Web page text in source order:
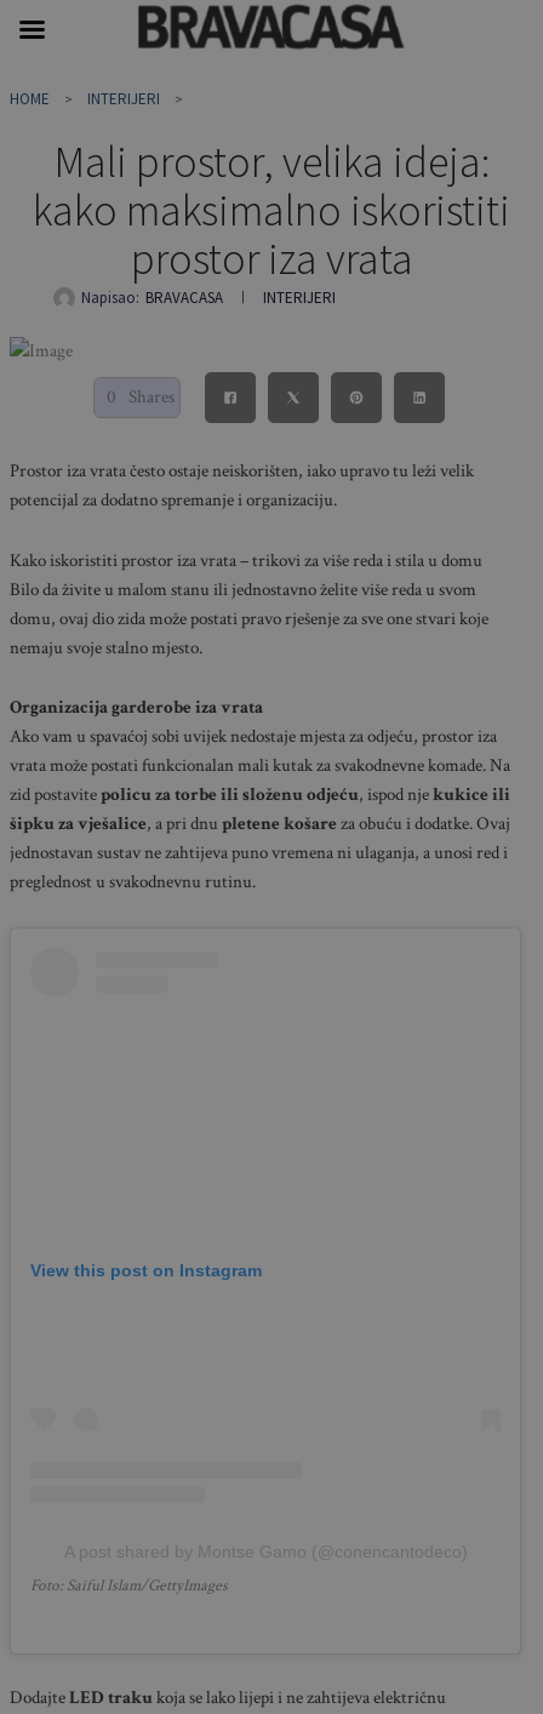
toHOME INTERIJERI
Mali prostor, velika ideja:
kako maksimalno iskoristiti
prostor iza vrata
Napisao: BRAVACASA INTERIJERI
0 Shares
Prostor iza vrata često ostaje neiskorišten, iako upravo tu leži velik
potencijal za dodatno spremanje i organizaciju.
Kako iskoristiti prostor iza vrata – trikovi za više reda i stila u domu
Bilo da živite u malom stanu ili jednostavno želite više reda u svom
domu, ovaj dio zida može postati pravo rješenje za sve one stvari koje
nemaju svoje stalno mjesto.
Organizacija garderobe iza vrata
Ako vam u spavaćoj sobi uvijek nedostaje mjesta za odjeću, prostor iza
vrata može postati funkcionalan mali kutak za svakodnevne komade. Na
zid postavitepolicu za torbe ili složenu odjeću, ispod njekukice ili
šipku za vješalice, a pri dnu pletene košare za obuću i dodatke. Ovaj
jednostavan sustav ne zahtijeva puno vremena ni ulaganja, a unosi red i
preglednost u svakodnevnu rutinu.
View this post on Instagram
A post shared by Montse Gamo (@conencantodeco)
Foto: Saiful Islam/GettyImages
DodajteLED traku koja se lako lijepi i ne zahtijeva električnu